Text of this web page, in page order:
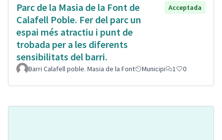
Parc de la Masia de la Font de
Calafell Poble. Fer del parc un
espai més atractiu i punt de
trobada per a les diferents
sensibilitats del barri.
Acceptada
Barri Calafell poble. Masia de la Font Municipi 1 0